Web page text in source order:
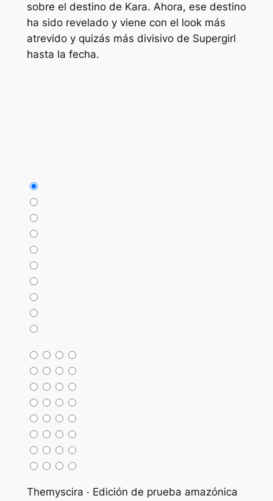
sobre el destino de Kara. Ahora, ese destino
ha sido revelado y viene con el look más
atrevido y quizás más divisivo de Supergirl
hasta la fecha.
Themyscira · Edición de prueba amazónica